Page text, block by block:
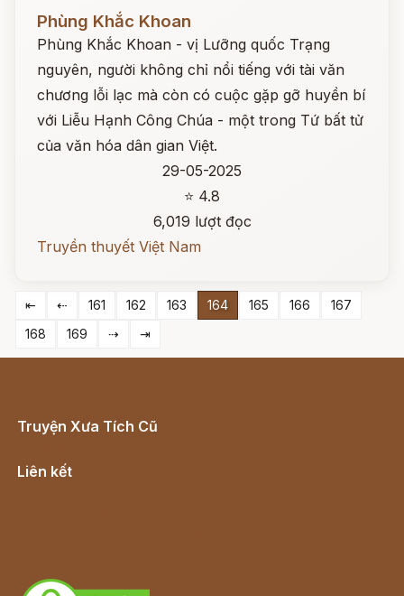
Phùng Khắc Khoan
Phùng Khắc Khoan - vị Lưỡng quốc Trạng
nguyên, người không chỉ nổi tiếng với tài văn
chương lỗi lạc mà còn có cuộc gặp gỡ huyền bí
với Liễu Hạnh Công Chúa - một trong Tứ bất tử
của văn hóa dân gian Việt.
29-05-2025
⭐ 4.8
6,019 lượt đọc
Truyền thuyết Việt Nam
⇤ ⇠ 161 162 163 164 165 166
167
168
169 ⇢ ⇥
Truyện Xưa Tích Cũ
Liên kết